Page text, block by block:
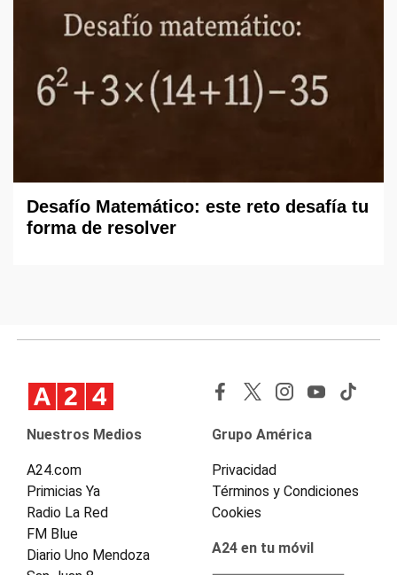
Desafío Matemático: este reto desafía tu
forma de resolver
Nuestros Medios
A24.com
Primicias Ya
Radio La Red
FM Blue
Diario Uno Mendoza
Grupo América
Privacidad
Términos y Condiciones
Cookies
A24 en tu móvil